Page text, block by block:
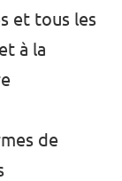
et tous les
à la
de